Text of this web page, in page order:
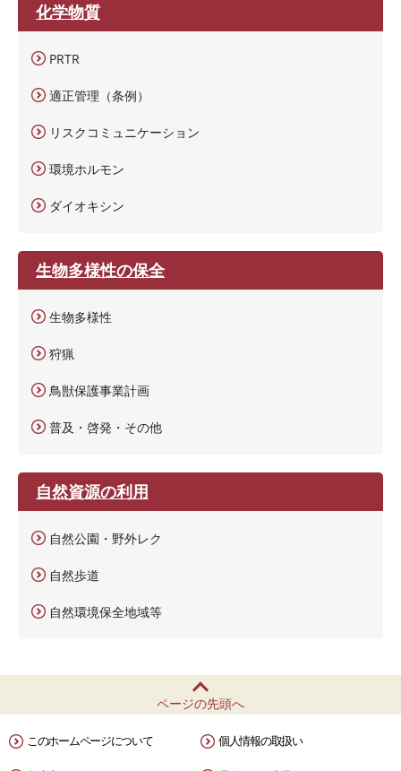
化学物質
PRTR
適正管理（条例）
リスクコミュニケーション
環境ホルモン
ダイオキシン
生物多様性の保全
生物多様性
狩猟
鳥獣保護事業計画
普及・啓発・その他
自然資源の利用
自然公園・野外レク
自然歩道
自然環境保全地域等
ページの先頭へ
このホームページについて 個人情報の取扱い